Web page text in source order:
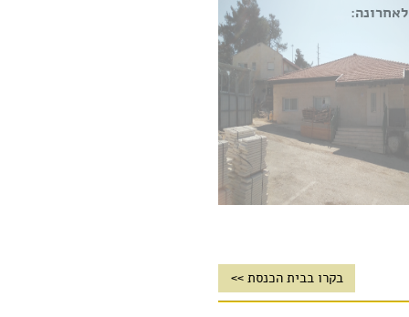
בקרו בבית הכנסת >>